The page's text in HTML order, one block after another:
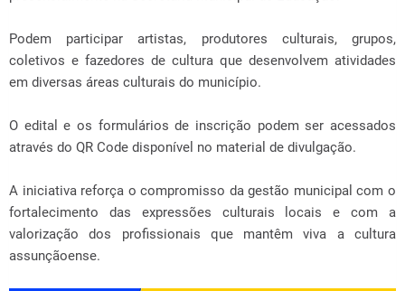
Podem participar artistas, produtores culturais, grupos,
coletivos e fazedores de cultura que desenvolvem atividades
em diversas áreas culturais do município.
O edital e os formulários de inscrição podem ser acessados
através do QR Code disponível no material de divulgação.
A iniciativa reforça o compromisso da gestão municipal com o
fortalecimento das expressões culturais locais e com a
valorização dos profissionais que mantêm viva a cultura
assunçãoense.